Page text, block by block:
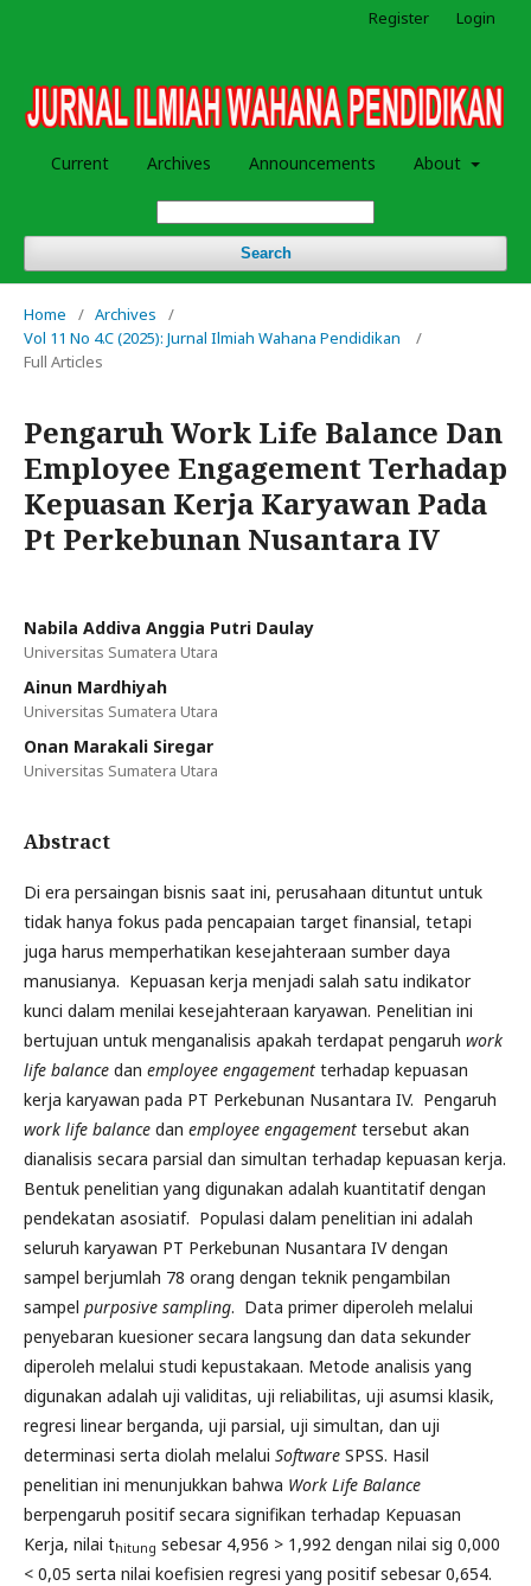
Current Archives Announcements About
Search
Register Login
Home / Archives
/
Vol 11 No 4.C (2025): Jurnal Ilmiah Wahana Pendidikan
/
Full Articles
Pengaruh Work Life Balance Dan
Employee Engagement Terhadap
Kepuasan Kerja Karyawan Pada
Pt Perkebunan Nusantara IV
Nabila Addiva Anggia Putri Daulay
Universitas Sumatera Utara
Ainun Mardhiyah
Universitas Sumatera Utara
Onan Marakali Siregar
Universitas Sumatera Utara
Abstract
Di era persaingan bisnis saat ini, perusahaan dituntut untuk
tidak hanya fokus pada pencapaian target finansial, tetapi
juga harus memperhatikan kesejahteraan sumber daya
manusianya. Kepuasan kerja menjadi salah satu indikator
kunci dalam menilai kesejahteraan karyawan. Penelitian ini
bertujuan untuk menganalisis apakah terdapat pengaruh work
life balance dan employee engagement terhadap kepuasan
kerja karyawan pada PT Perkebunan Nusantara IV. Pengaruh
work life balance dan employee engagement tersebut akan
dianalisis secara parsial dan simultan terhadap kepuasan kerja.
Bentuk penelitian yang digunakan adalah kuantitatif dengan
pendekatan asosiatif. Populasi dalam penelitian ini adalah
seluruh karyawan PT Perkebunan Nusantara IV dengan
sampel berjumlah 78 orang dengan teknik pengambilan
sampel purposive sampling. Data primer diperoleh melalui
penyebaran kuesioner secara langsung dan data sekunder
diperoleh melalui studi kepustakaan. Metode analisis yang
digunakan adalah uji validitas, uji reliabilitas, uji asumsi klasik,
regresi linear berganda, uji parsial, uji simultan, dan uji
determinasi serta diolah melalui Software SPSS. Hasil
penelitian ini menunjukkan bahwa Work Life Balance
berpengaruh positif secara signifikan terhadap Kepuasan
Kerja, nilai thitung sebesar 4,956 > 1,992 dengan nilai sig 0,000
< 0,05 serta nilai koefisien regresi yang positif sebesar 0,654.